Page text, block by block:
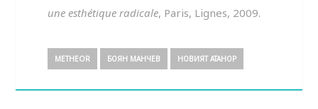
une esthétique radicale, Paris, Lignes, 2009.
METHEOR БОЯН МАНЧЕВ НОВИЯТ АТАНОР